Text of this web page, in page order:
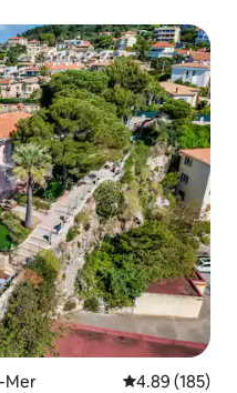
huéspedes
Mer Calificación
4.89 (185)